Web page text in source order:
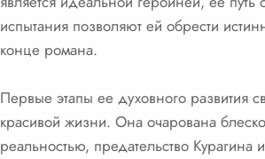
испытания позволяют ей обрести
конце романа.
Первые этапы ее духовного
красивой жизни. Она очарована
реальностью, предательство